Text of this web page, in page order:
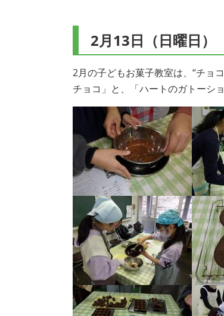
2月13日（日曜日）
2月の子どもお菓子教室は、“チョ
チョコ」と、「ハートのガトーシ